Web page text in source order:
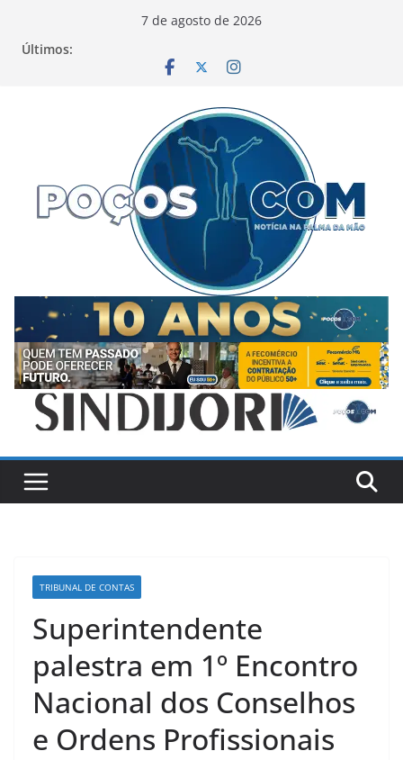
7 de agosto de 2026
Últimos:
TRIBUNAL DE CONTAS
Superintendente
palestra em 1º Encontro
Nacional dos Conselhos
e Ordens Profissionais